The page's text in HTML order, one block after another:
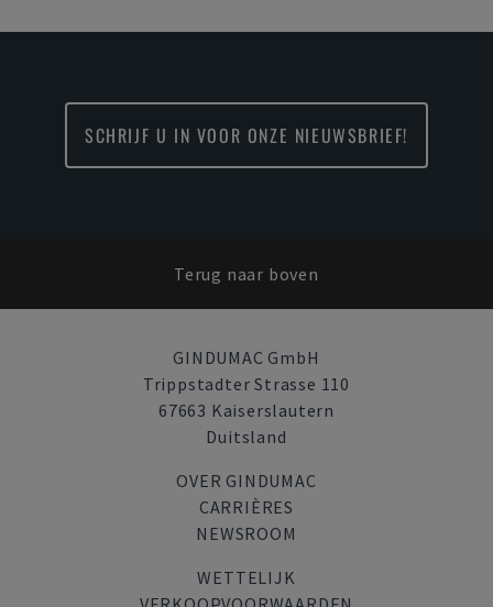
SCHRIJF U IN VOOR ONZE NIEUWSBRIEF!
Terug naar boven
GINDUMAC GmbH
Trippstadter Strasse 110
67663 Kaiserslautern
Duitsland
OVER GINDUMAC
CARRIÈRES
NEWSROOM
WETTELIJK